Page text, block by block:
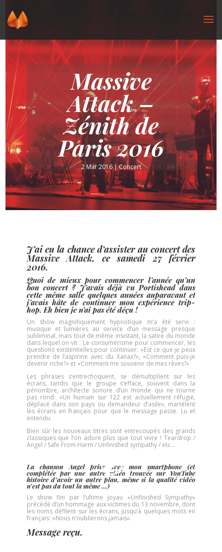
Massive
Attack –
Zénith de
Paris 2016
2 Mar 2016|Concert
J’ai eu la chance d’assister au concert des
Massive Attack, ce samedi 27 février
2016.
Quoi de mieux pour commencer l’année qu’un
bon concert ? J’avais déjà vu Portishead dans
cette même salle quelques années auparavant et
j’avais hâte de continuer mon expérience trip-
hop. Eh bien je n’ai pas été déçu !
Un show magnifiquement hypnotique m’a été servi :
musique et lumières au service d’un message presque
subliminal, mais tout de même insistant, la satire du monde
dans lequel on vit : Le consumérisme pour commencer, les
questions existentielles pour continuer: «Est ce que je peux
prendre de l’aspirine avec du Xanax?», «Comment puis-je
devenir riche?» et «Comment me souvenir de mes rêves?»
Les phrases s’entrechoquent, se démultiplient sur les
écrans, tandis que le groupe s’efface, souvent dans la
pénombre, architecte sonore d’un monde qui ne tourne
pas rond: «Un humain sur 122 est actuellement réfugié,
déplacé dans son pays ou demandeur d’asile», martèlent
les écrans en français pour que le message passe. Lu et
entendu.
Bien sûr les nouveaux titres sont entrecoupés des grands
classiques que l’on adore plus que tout vivre ! Teardrop /
Angel / Safe From Harm / Unfinished sympathy / etc…
La chanson Angel prise avec mon smartphone (et
complétée par une autre vidéo trouvée sur YouTube
histoire d’avoir un autre plan, même si la qualité vidéo
n’est pas du tout la même …)
Le show fini par l’ultime joyau «Unfinished Sympathy»
précédé d’un hommage aux victimes du 13 novembre, dont
les noms défilent sur les écrans, jusqu’à quelques mots en
français: «Nous n’oublierons jamais».
Message reçu.